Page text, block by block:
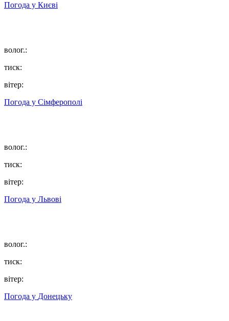
Погода у Києві
волог.:
тиск:
вітер:
Погода у Сімферополі
волог.:
тиск:
вітер:
Погода у Львові
волог.:
тиск:
вітер:
Погода у Донецьку